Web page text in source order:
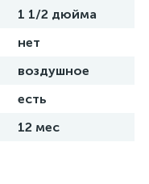
1 1/2 дюйма
нет
воздушное
есть
12 мес